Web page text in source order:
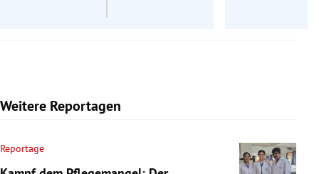
Weitere Reportagen
Reportage